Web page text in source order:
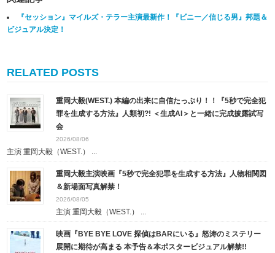
『セッション』マイルズ・テラー主演最新作！『ビニー／信じる男』邦題＆
ビジュアル決定！
RELATED POSTS
重岡大毅(WEST.) 本編の出来に自信たっぷり！！『5秒で完全犯
罪を生成する方法』人類初?! ＜生成AI＞と一緒に完成披露試写
会
2026/08/06
主演 重岡大毅（WEST.） ...
重岡大毅主演映画『5秒で完全犯罪を生成する方法』人物相関図
＆新場面写真解禁！
2026/08/05
主演 重岡大毅（WEST.） ...
映画『BYE BYE LOVE 探偵はBARにいる』怒涛のミステリー
展開に期待が高まる 本予告＆本ポスタービジュアル解禁!!